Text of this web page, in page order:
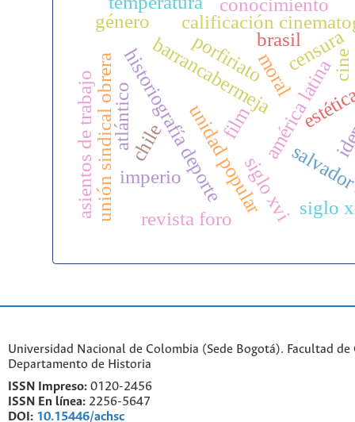
historiografía deporte américa latina
censura
calificación
cine
film
chile unidad popular
barrancabermejamoral
unión sindical obrera
asientos de trabajo siglo xvi siglo
porfiriatobrasil
revista foro
conocimiento
imperio
atlántico
género
Universidad Nacional de Colombia (Sede Bogotá). Facultad de
Departamento de Historia
ISSN Impreso: 0120-2456
ISSN En línea: 2256-5647
DOI: 10.15446/achsc